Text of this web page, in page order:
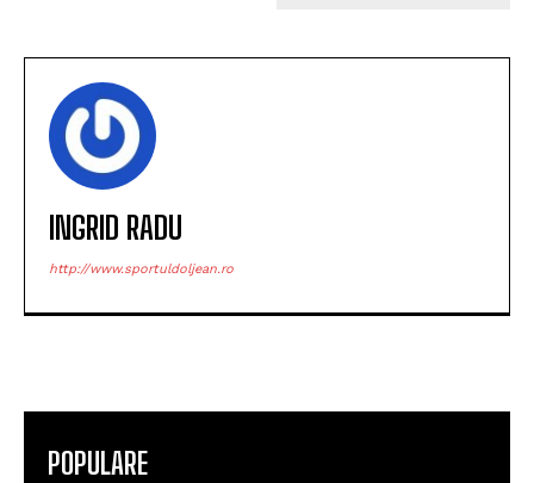
INGRID RADU
http://www.sportuldoljean.ro
POPULARE